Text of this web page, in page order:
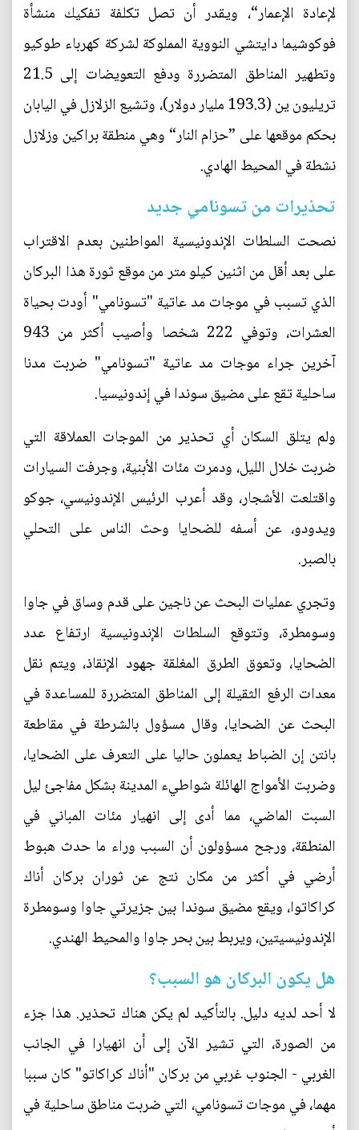
لإعادة الإعمار“، ويقدر أن تصل تكلفة تفكيك منشأة
فوكوشيما دايتشي النووية المملوكة لشركة كهرباء طوكيو
وتطهير المناطق المتضررة ودفع التعويضات إلى 21.5
تريليون ين (193.3 مليار دولار)، وتشيع الزلازل في اليابان
بحكم موقعها على ”حزام النار“ وهي منطقة براكين وزلازل
نشطة في المحيط الهادي.
تحذيرات من تسونامي جديد
نصحت السلطات الإندونيسية المواطنين بعدم الاقتراب
على بعد أقل من اثنين كيلو متر من موقع ثورة هذا البركان
الذي تسبب في موجات مد عاتية "تسونامي" أودت بحياة
العشرات، وتوفي 222 شخصا وأصيب أكثر من 943
آخرين جراء موجات مد عاتية "تسونامي" ضربت مدنا
ساحلية تقع على مضيق سوندا في إندونيسيا.
ولم يتلق السكان أي تحذير من الموجات العملاقة التي
ضربت خلال الليل، ودمرت مئات الأبنية، وجرفت السيارات
واقتلعت الأشجار، وقد أعرب الرئيس الإندونيسي، جوكو
ويدودو، عن أسفه للضحايا وحث الناس على التحلي
بالصبر.
وتجري عمليات البحث عن ناجين على قدم وساق في جاوا
وسومطرة، وتتوقع السلطات الإندونيسية ارتفاع عدد
الضحايا، وتعوق الطرق المغلقة جهود الإنقاذ، ويتم نقل
معدات الرفع الثقيلة إلى المناطق المتضررة للمساعدة في
البحث عن الضحايا، وقال مسؤول بالشرطة في مقاطعة
بانتن إن الضباط يعملون حاليا على التعرف على الضحايا،
وضربت الأمواج الهائلة شواطيء المدينة بشكل مفاجئ ليل
السبت الماضي، مما أدى إلى انهيار مئات المباني في
المنطقة، ورجح مسؤولون أن السبب وراء ما حدث هبوط
أرضي في أكثر من مكان نتج عن ثوران بركان أناك
كراكاتوا، ويقع مضيق سوندا بين جزيرتي جاوا وسومطرة
الإندونيسيتين، ويربط بين بحر جاوا والمحيط الهندي.
هل يكون البركان هو السبب؟
لا أحد لديه دليل. بالتأكيد لم يكن هناك تحذير. هذا جزء
من الصورة، التي تشير الآن إلى أن انهيارا في الجانب
الغربي - الجنوب غربي من بركان "أناك كراكاتو" كان سببا
مهما، في موجات تسونامي، التي ضربت مناطق ساحلية في